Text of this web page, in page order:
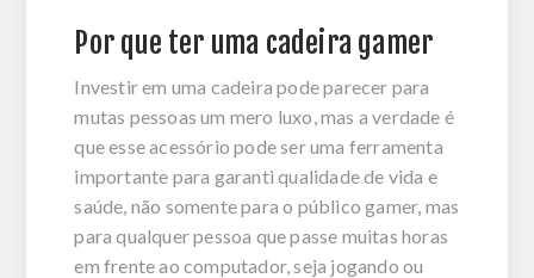
Por que ter uma cadeira gamer
Investir em uma cadeira pode parecer para
mutas pessoas um mero luxo, mas a verdade é
que esse acessório pode ser uma ferramenta
importante para garanti qualidade de vida e
saúde, não somente para o público gamer, mas
para qualquer pessoa que passe muitas horas
em frente ao computador, seja jogando ou